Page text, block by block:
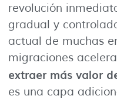
revolución
gradual y
actual de muchas
migraciones
extraer más valor
es una capa